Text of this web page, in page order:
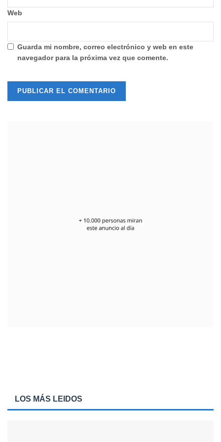
Web
Guarda mi nombre, correo electrónico y web en este
navegador para la próxima vez que comente.
LOS MÁS LEIDOS